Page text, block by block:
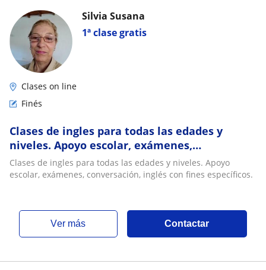
1ª clase gratis
Silvia Susana
Clases on line
Finés
Clases de ingles para todas las edades y
niveles. Apoyo escolar, exámenes,
conversación, inglés con fines específicos
Clases de ingles para todas las edades y niveles. Apoyo
escolar, exámenes, conversación, inglés con fines específicos.
ver más Contactar